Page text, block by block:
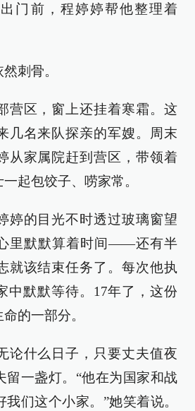
门前，程婷婷帮他整理着
刺骨。
营区，窗上还挂着寒霜。这
几名来队探亲的军嫂。周末
从家属院赶到营区，带领着
起包饺子、唠家常。
婷的目光不时透过玻璃窗望
里默默算着时间——还有半
就该结束任务了。每次他执
中默默等待。17年了，这份
的一部分。
论什么日子，只要丈夫值夜
留一盏灯。“他在为国家和战
们这个小家。”她笑着说。